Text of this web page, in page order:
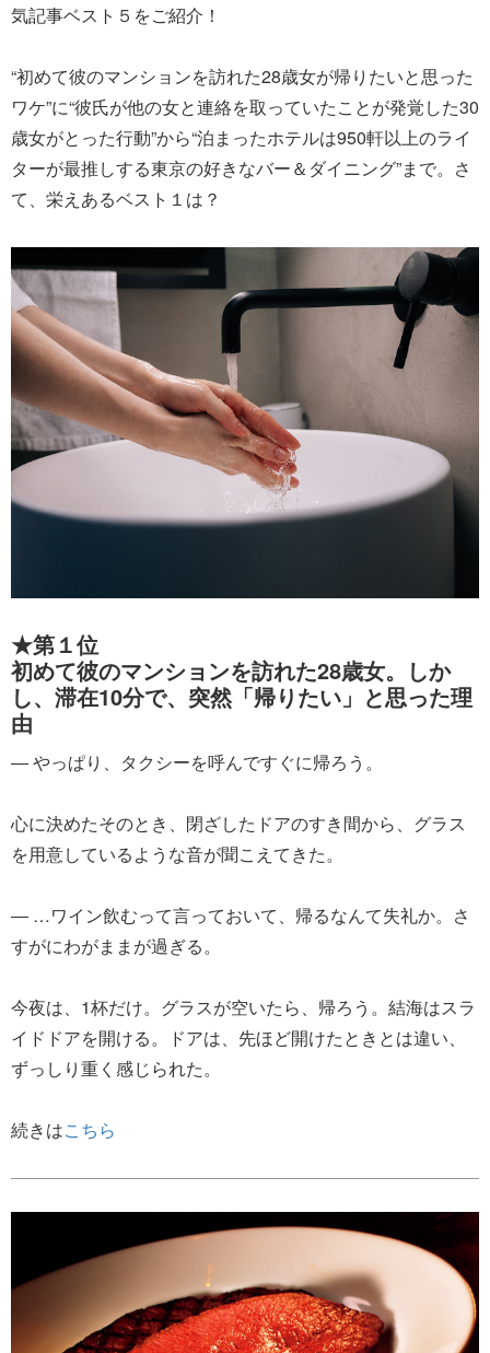
気記事ベスト５をご紹介！
“初めて彼のマンションを訪れた28歳女が帰りたいと思った
ワケ”に“彼氏が他の女と連絡を取っていたことが発覚した30
歳女がとった行動”から“泊まったホテルは950軒以上のライ
ターが最推しする東京の好きなバー＆ダイニング”まで。さ
て、栄えあるベスト１は？
★第１位
初めて彼のマンションを訪れた28歳女。しか
し、滞在10分で、突然「帰りたい」と思った理
由
― やっぱり、タクシーを呼んですぐに帰ろう。
心に決めたそのとき、閉ざしたドアのすき間から、グラス
を用意しているような音が聞こえてきた。
― …ワイン飲むって言っておいて、帰るなんて失礼か。さ
すがにわがままが過ぎる。
今夜は、1杯だけ。グラスが空いたら、帰ろう。結海はスラ
イドドアを開ける。ドアは、先ほど開けたときとは違い、
ずっしり重く感じられた。
続きはこちら